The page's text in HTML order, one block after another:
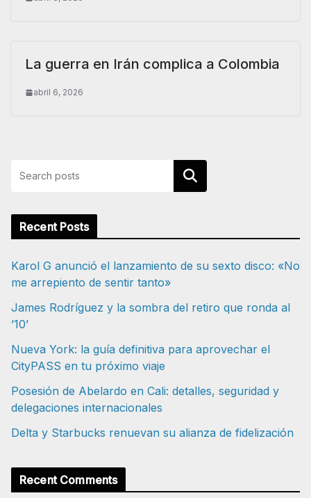
La guerra en Irán complica a Colombia
abril 6, 2026
Buscar
Recent Posts
Karol G anunció el lanzamiento de su sexto disco: «No
me arrepiento de sentir tanto»
James Rodríguez y la sombra del retiro que ronda al
’10’
Nueva York: la guía definitiva para aprovechar el
CityPASS en tu próximo viaje
Posesión de Abelardo en Cali: detalles, seguridad y
delegaciones internacionales
Delta y Starbucks renuevan su alianza de fidelización
Recent Comments